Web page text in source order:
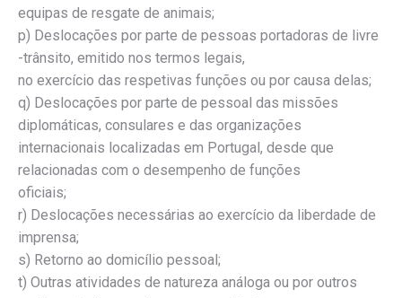
equipas de resgate de animais;
p) Deslocações por parte de pessoas portadoras de livre
-trânsito, emitido nos termos legais,
no exercício das respetivas funções ou por causa delas;
q) Deslocações por parte de pessoal das missões
diplomáticas, consulares e das organizações
internacionais localizadas em Portugal, desde que
relacionadas com o desempenho de funções
oficiais;
r) Deslocações necessárias ao exercício da liberdade de
imprensa;
s) Retorno ao domicílio pessoal;
t) Outras atividades de natureza análoga ou por outros